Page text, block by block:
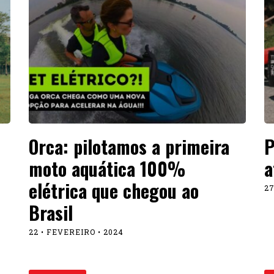
Orca: pilotamos a primeira
moto aquática 100%
elétrica que chegou ao
Brasil
22 • FEVEREIRO • 2024